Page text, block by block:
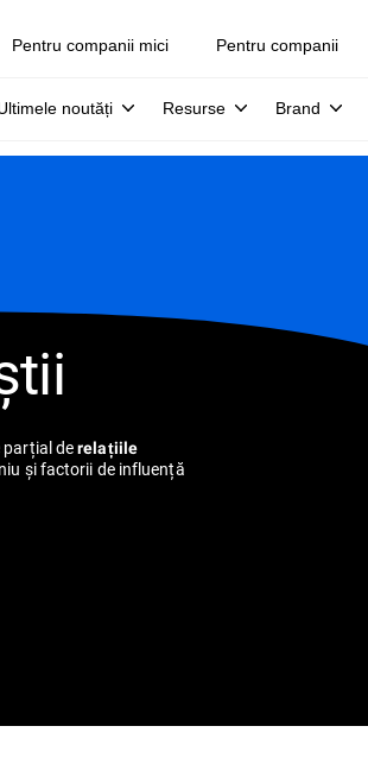
Pentru companii mici Pentru companii
noutăți Resurse Brand
parțial derelațiile
și factorii de influență